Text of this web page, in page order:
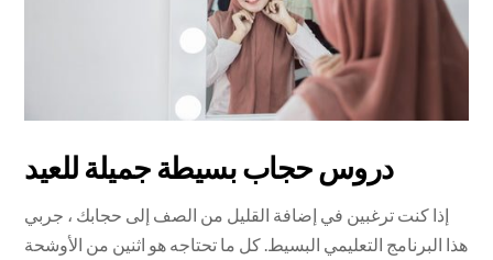
دروس حجاب بسيطة جميلة للعيد
إذا كنت ترغبين في إضافة القليل من الصف إلى حجابك ، جربي
هذا البرنامج التعليمي البسيط. كل ما تحتاجه هو اثنين من الأوشحة